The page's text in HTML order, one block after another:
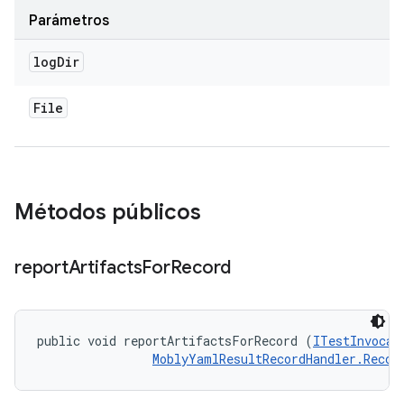
Parámetros
logDir
File
Métodos públicos
reportArtifactsForRecord
public void reportArtifactsForRecord (